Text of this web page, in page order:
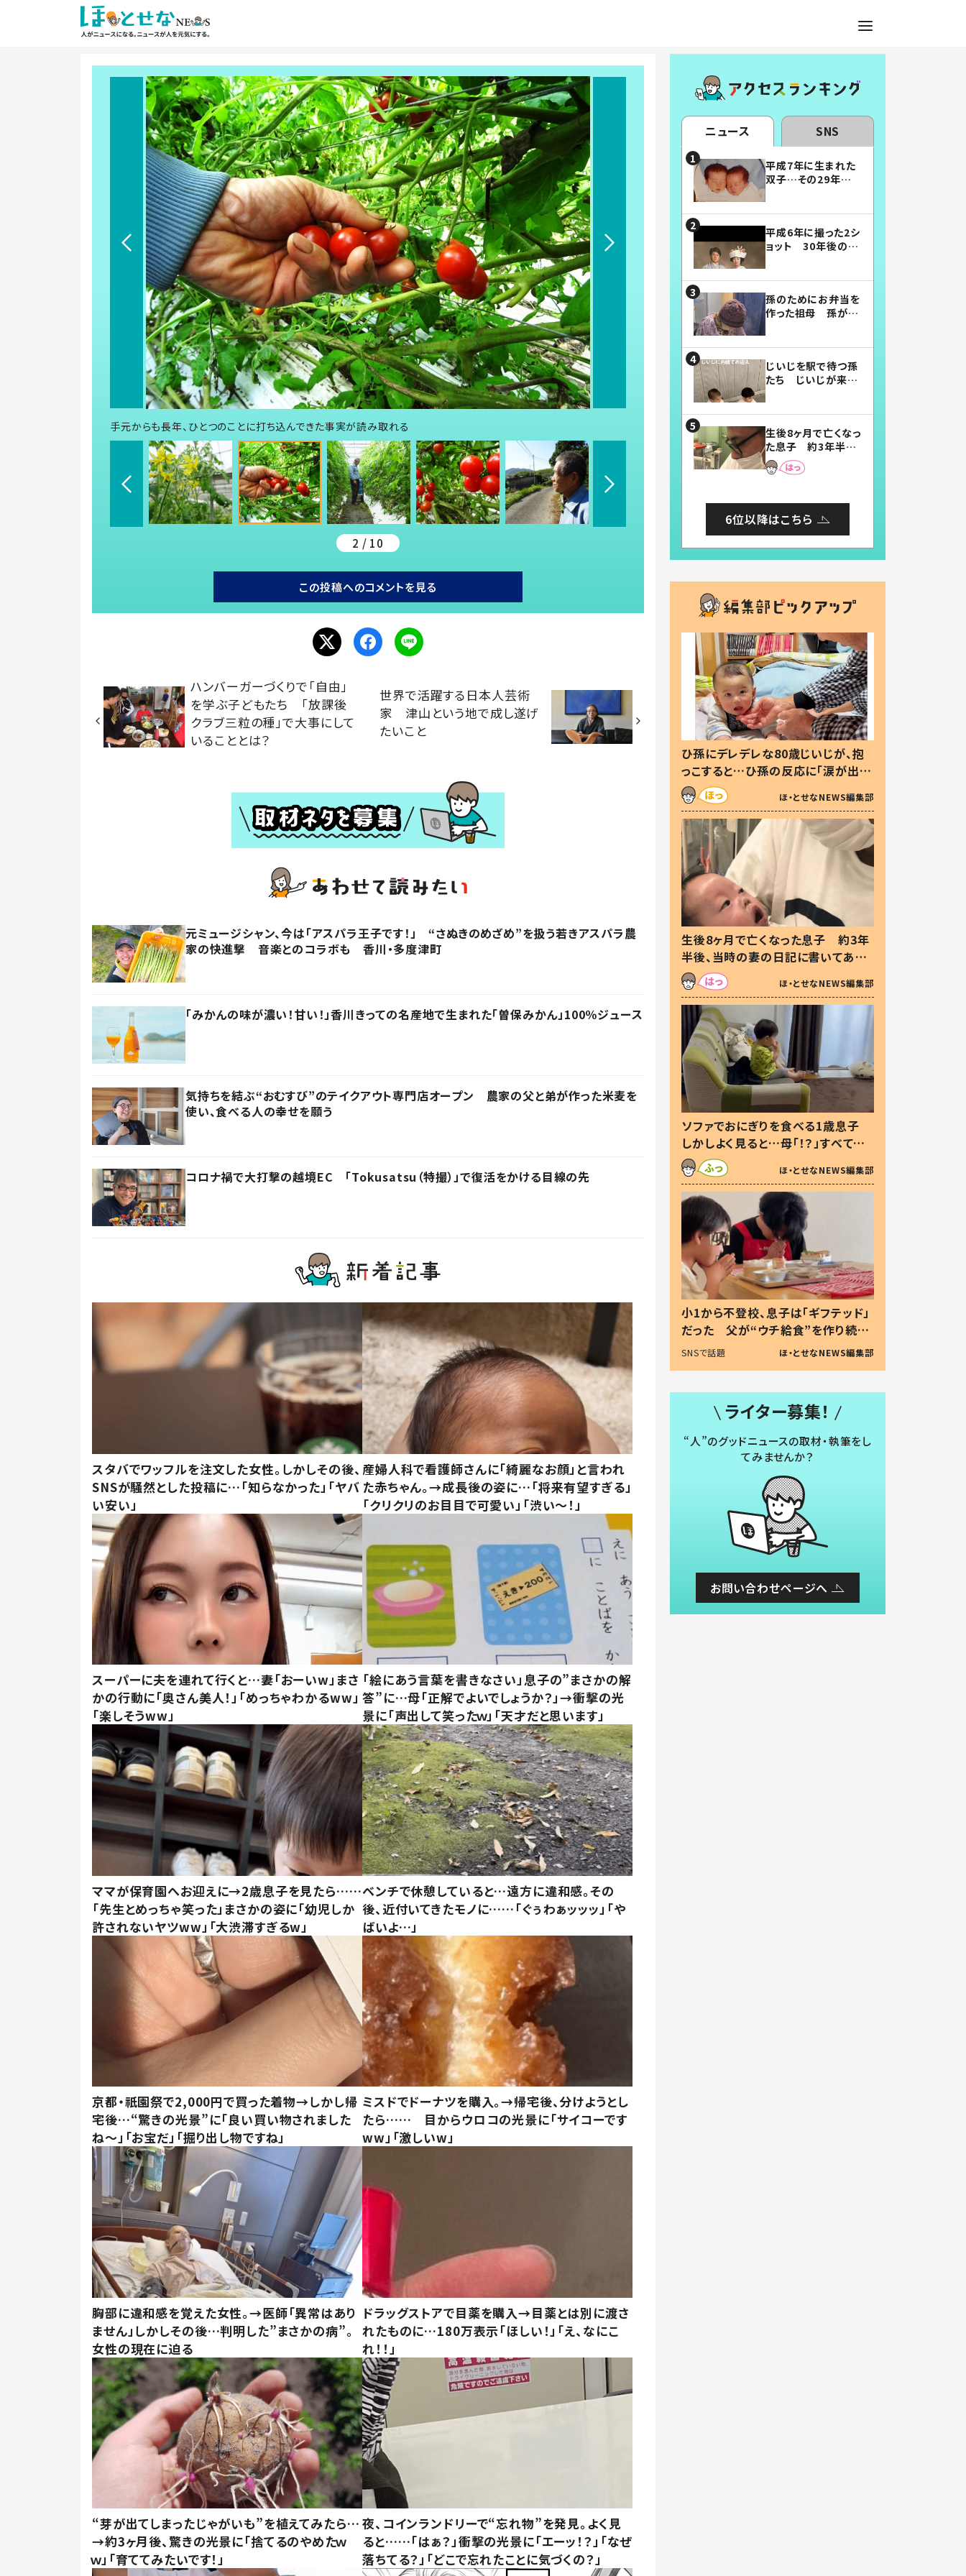
手元からも長年、ひとつのことに打ち込んできた事実が読み取れる
2 / 10
この投稿へのコメントを見る
ハンバーガーづくりで「自由」
を学ぶ子どもたち 「放課後
クラブ三粒の種」で大事にして
いることとは？
世界で活躍する日本人芸術
家 津山という地で成し遂げ
たいこと
元ミュージシャン、今は「アスパラ王子です！」 “さぬきのめざめ”を扱う若きアスパラ農
家の快進撃 音楽とのコラボも 香川・多度津町
「みかんの味が濃い！甘い！」香川きっての名産地で生まれた「曽保みかん」100％ジュース
気持ちを結ぶ“おむすび”のテイクアウト専門店オープン 農家の父と弟が作った米麦を
使い、食べる人の幸せを願う
コロナ禍で大打撃の越境EC 「Tokusatsu（特撮）」で復活をかける目線の先
スタバでワッフルを注文した女性。しかしその後、
SNSが騒然とした投稿に…「知らなかった」「ヤバ
い安い」
産婦人科で看護師さんに「綺麗なお顔」と言われ
た赤ちゃん。→成長後の姿に…「将来有望すぎる」
「クリクリのお目目で可愛い」「渋い～！」
スーパーに夫を連れて行くと…妻「おーいw」まさ
かの行動に「奥さん美人！」「めっちゃわかるww」
「楽しそうww」
「絵にあう言葉を書きなさい」息子の”まさかの解
答”に…母「正解でよいでしょうか？」→衝撃の光
景に「声出して笑ったｗ」「天才だと思います」
ママが保育園へお迎えに→2歳息子を見たら……
「先生とめっちゃ笑った」まさかの姿に「幼児しか
許されないヤツww」「大渋滞すぎるw」
ベンチで休憩していると…遠方に違和感。その
後、近付いてきたモノに……「ぐぅわぁッッッ」「や
ばいよ…」
京都・祇園祭で2,000円で買った着物→しかし帰
宅後…“驚きの光景”に「良い買い物されました
ね～」「お宝だ」「掘り出し物ですね」
ミスドでドーナツを購入。→帰宅後、分けようとし
たら…… 目からウロコの光景に「サイコーです
ww」「激しいw」
胸部に違和感を覚えた女性。→医師「異常はあり
ません」しかしその後…判明した”まさかの病”。
女性の現在に迫る
ドラッグストアで目薬を購入→目薬とは別に渡さ
れたものに…180万表示「ほしい！」「え、なにこ
れ！！」
“芽が出てしまったじゃがいも”を植えてみたら…
→約3ヶ月後、驚きの光景に「捨てるのやめたｗ
ｗ」「育ててみたいです！」
夜、コインランドリーで“忘れ物”を発見。よく見
ると……「はぁ？」衝撃の光景に「エーッ！？」「なぜ
落ちてる？」「どこで忘れたことに気づくの？」
ニュース SNS
平成7年に生まれた
双子…その29年後
平成6年に撮った2シ
ョット 30年後の姿
孫のためにお弁当を
作った祖母 孫が絶
じいじを駅で待つ孫
たち じいじが来た
まらない」「幸せにな
れる」
生後8ヶ月で亡くなっ
た息子 約3年半
後、当時の妻の日記
に書いてあった本音
6位以降はこちら
ひ孫にデレデレな80歳じいじが、抱
っこすると…ひ孫の反応に「涙が出ま
した」「可愛くて仕方ない」
ほ・とせなNEWS編集部
生後8ヶ月で亡くなった息子 約3年
半後、当時の妻の日記に書いてあっ
た本音とは
ほ・とせなNEWS編集部
ソファでおにぎりを食べる1歳息子
しかしよく見ると…母「！？」すべてを
察した母の投稿に「可愛いから許
す！」「現行犯〜」
ほ・とせなNEWS編集部
小1から不登校、息子は「ギフテッド」
だった 父が“ウチ給食”を作り続け
る理由とは #令和の親 #令和の子
SNSで話題 ほ・とせなNEWS編集部
ライター募集！
“人”のグッドニュースの取材・執筆をし
てみませんか？
お問い合わせページへ